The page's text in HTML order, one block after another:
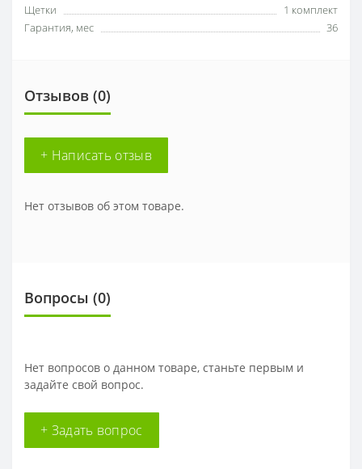
Щетки
1 комплект
Гарантия, мес
36
Отзывов (0)
+ Написать отзыв
Нет отзывов об этом товаре.
Вопросы (0)
Нет вопросов о данном товаре, станьте первым и
задайте свой вопрос.
+ Задать вопрос